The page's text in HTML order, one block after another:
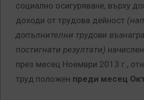
социално осигуряване, върху
доходи от трудова дейност
допълнителни трудови
постигнати резултати)
през месец Ноември 2013 г.,
труд положен преди месец